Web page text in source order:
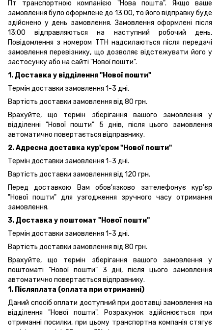
Пт транспортною компанією "Нова пошта". Якщо ваше
замовлення було оформлене до 13:00, то його відправку буде
здійснено у день замовлення. Замовлення оформлені після
13:00 відправляються на наступний робочий день.
Повідомлення з номером ТТН надсилаються після передачі
замовлення перевізнику, що дозволяє відстежувати його у
застосунку або на сайті "Нової пошти".
1. Доставка у відділення "Нової пошти"
Термін доставки замовлення 1-3 дні.
Вартість доставки замовлення від 80 грн.
Врахуйте, що термін зберігання вашого замовлення у
відділенні "Нової пошти" 5 днів, після цього замовлення
автоматично повертається відправнику.
2. Адресна доставка кур'єром "Нової пошти"
Термін доставки замовлення 1-3 дні.
Вартість доставки замовлення від 120 грн.
Перед доставкою Вам обов'язково зателефонує кур'єр
"Нової пошти" для узгодження зручного часу отримання
замовлення.
3. Доставка у поштомат "Нової пошти"
Термін доставки замовлення 1-3 дні.
Вартість доставки замовлення від 80 грн.
Врахуйте, що термін зберігання вашого замовлення у
поштоматі "Нової пошти" 3 дні, після цього замовлення
автоматично повертається відправнику.
1. Післяплата (оплата при отриманні)
Даний спосіб оплати доступний при доставці замовлення на
відділення "Нової пошти". Розрахунок здійснюється при
отриманні посилки, при цьому транспортна компанія стягує